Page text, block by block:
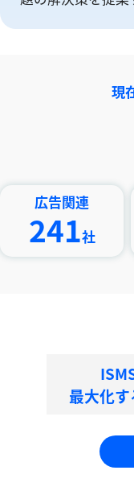
現
告関連
社
商
最大化